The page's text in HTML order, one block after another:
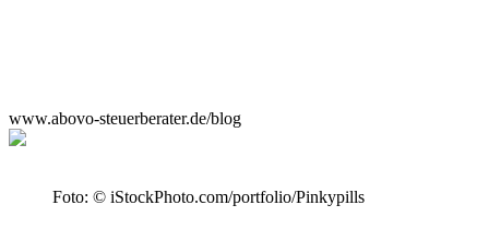
www.abovo-steuerberater.de/blog
Foto: © iStockPhoto.com/portfolio/Pinkypills